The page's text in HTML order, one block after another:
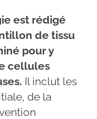
est rédigé
de tissu
pour y
cellules
Il inclut les
de la